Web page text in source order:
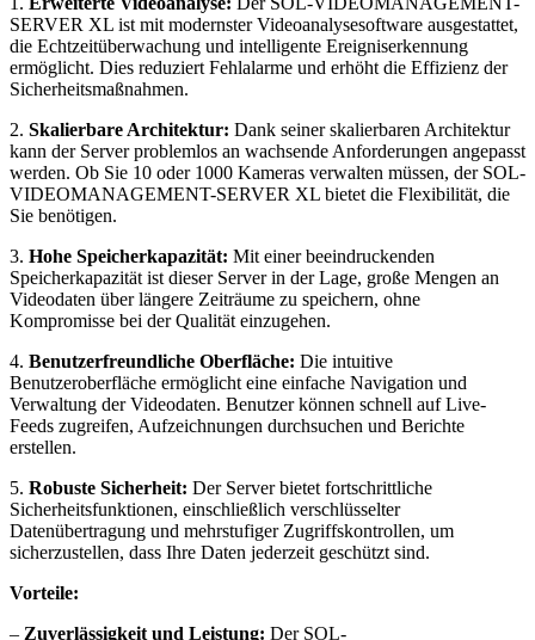
SERVER XL ist mit modernster Videoanalysesoftware ausgestattet,
die Echtzeitüberwachung und intelligente Ereigniserkennung
ermöglicht. Dies reduziert Fehlalarme und erhöht die Effizienz der
Sicherheitsmaßnahmen.
2. Skalierbare Architektur: Dank seiner skalierbaren Architektur
kann der Server problemlos an wachsende Anforderungen angepasst
werden. Ob Sie 10 oder 1000 Kameras verwalten müssen, der SOL-
VIDEOMANAGEMENT-SERVER XL bietet die Flexibilität, die
Sie benötigen.
3. Hohe Speicherkapazität: Mit einer beeindruckenden
Speicherkapazität ist dieser Server in der Lage, große Mengen an
Videodaten über längere Zeiträume zu speichern, ohne
Kompromisse bei der Qualität einzugehen.
4. Benutzerfreundliche Oberfläche: Die intuitive
Benutzeroberfläche ermöglicht eine einfache Navigation und
Verwaltung der Videodaten. Benutzer können schnell auf Live-
Feeds zugreifen, Aufzeichnungen durchsuchen und Berichte
erstellen.
5. Robuste Sicherheit: Der Server bietet fortschrittliche
Sicherheitsfunktionen, einschließlich verschlüsselter
Datenübertragung und mehrstufiger Zugriffskontrollen, um
sicherzustellen, dass Ihre Daten jederzeit geschützt sind.
Vorteile:
– Zuverlässigkeit und Leistung: Der SOL-